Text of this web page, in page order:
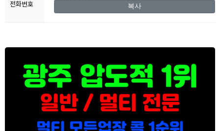
전화번호 복사